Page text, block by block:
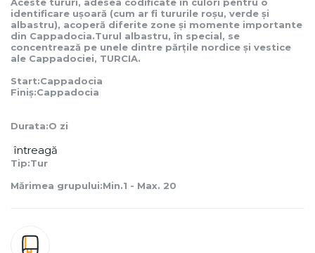
identificare ușoară (cum ar fi tururile roșu, verde și
albastru), acoperă diferite zone și momente importante
din Cappadocia.Turul albastru, în special, se
concentrează pe unele dintre părțile nordice și vestice
ale Cappadociei, TURCIA.
Start:Cappadocia
Finiș:Cappadocia
Durata:O zi
întreagă
Tip:Tur
Mărimea grupului:Min.1 - Max. 20